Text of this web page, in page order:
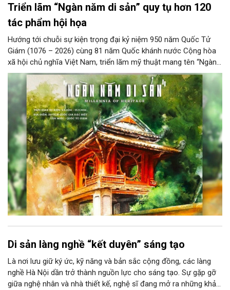
Triển lãm “Ngàn năm di sản” quy tụ hơn 120
tác phẩm hội họa
Hướng tới chuỗi sự kiện trọng đại kỷ niệm 950 năm Quốc Tử
Giám (1076 – 2026) cùng 81 năm Quốc khánh nước Cộng hòa
xã hội chủ nghĩa Việt Nam, triển lãm mỹ thuật mang tên “Ngàn
năm di sản” sẽ chính thức khai mạc vào ngày 8/8 tại Nhà Thái
Học, Di tích Quốc gia đặc biệt Văn Miếu – Quốc Tử Giám. Sự
kiện kéo dài đến ngày 25/9/2026 hứa hẹn trở thành điểm đến
văn hóa đầy sức hút, góp phần làm phong phú đời sống nghệ
thuật của Thủ đô trong mùa thu này.
Di sản làng nghề “kết duyên” sáng tạo
Là nơi lưu giữ ký ức, kỹ năng và bản sắc cộng đồng, các làng
nghề Hà Nội dần trở thành nguồn lực cho sáng tạo. Sự gặp gỡ
giữa nghệ nhân và nhà thiết kế, nghệ sĩ đang mở ra những khả